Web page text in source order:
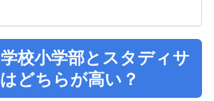
校小学部とスタディサ
どちらが高い？